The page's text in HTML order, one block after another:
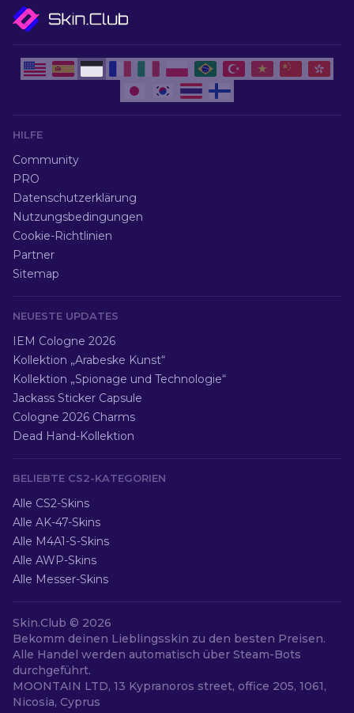
HILFE
Community
PRO
Datenschutzerklärung
Nutzungsbedingungen
Cookie-Richtlinien
Partner
Sitemap
NEUESTE UPDATES
IEM Cologne 2026
Kollektion „Arabeske Kunst“
Kollektion „Spionage und Technologie“
Jackass Sticker Capsule
Cologne 2026 Charms
Dead Hand-Kollektion
BELIEBTE CS2-KATEGORIEN
Alle CS2-Skins
Alle AK-47-Skins
Alle M4A1-S-Skins
Alle AWP-Skins
Alle Messer-Skins
Skin.Club © 2026
Bekomm deinen Lieblingsskin zu den besten Preisen.
Alle Handel werden automatisch über Steam-Bots
durchgeführt.
MOONTAIN LTD, 13 Kypranoros street, office 205, 1061,
Nicosia, Cyprus